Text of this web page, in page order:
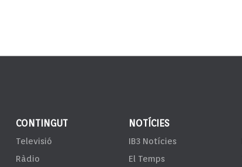
CONTINGUT
Televisió
Ràdio
NOTÍCIES
IB3 Notícies
El Temps